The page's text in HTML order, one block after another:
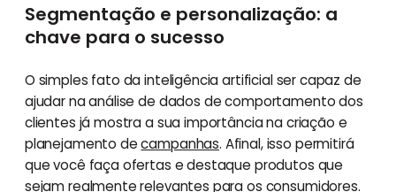
Segmentação e personalização: a
chave para o sucesso
O simples fato da inteligência artificial ser capaz de
ajudar na análise de dados de comportamento dos
clientes já mostra a sua importância na criação e
planejamento decampanhas. Afinal, isso permitirá
que você faça ofertas e destaque produtos que
sejam realmente relevantes para os consumidores.